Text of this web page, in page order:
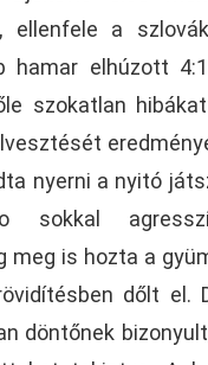
ellenfele a
hamar elhúzott
szokatlan
nyerni a nyitó
sokkal
meg is hozta a
dőlt el.
döntőnek